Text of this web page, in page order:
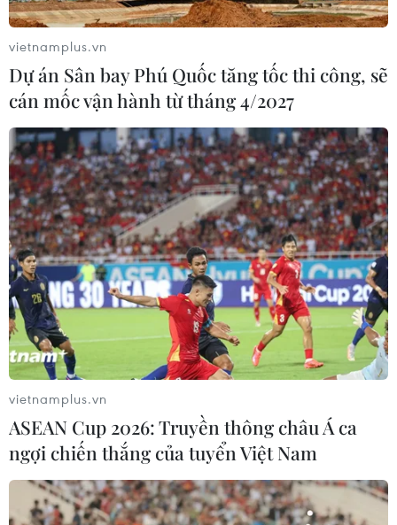
vietnamplus.vn
Dự án Sân bay Phú Quốc tăng tốc thi công, sẽ
cán mốc vận hành từ tháng 4/2027
vietnamplus.vn
ASEAN Cup 2026: Truyền thông châu Á ca
ngợi chiến thắng của tuyển Việt Nam